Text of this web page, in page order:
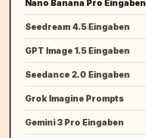
Nano Banana Pro Eingaben
Seedream 4.5 Eingaben
GPT Image 1.5 Eingaben
Seedance 2.0 Eingaben
Grok Imagine Prompts
Gemini 3 Pro Eingaben